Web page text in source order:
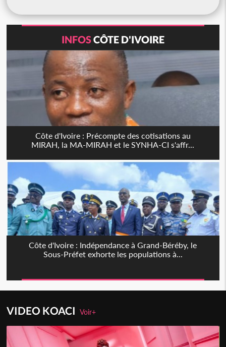
INFOSCÔTE D'IVOIRE
Côte d'Ivoire : Précompte des cotisations au
MIRAH, la MA-MIRAH et le SYNHA-CI s'affr...
Côte d'Ivoire : Indépendance à Grand-Béréby, le
Sous-Préfet exhorte les populations à...
VIDEO KOACIVoir+